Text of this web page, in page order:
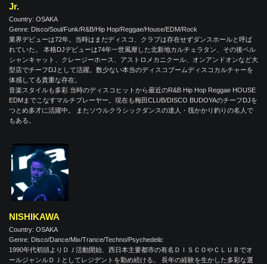
Jr.
Country: OSAKA
Genre: Disco/Soul/Funk/R&B/Hip Hop/Reggae/House/EDM/Rock
業界デビューは72年。当時はまだディスコ、クラブは存在せずダンスホールと呼ば
れていた。 本格DJデビューは74年一世風靡した北新地カルチェラタン、その後ペル
シャンキャット、クレージーホース、アストロメカニクール、オンアンドオンなど大
型店でチーフDJとして活躍。数少ない本当のディスコブームディスコカルチャーを
体感してる貴重な存在。
音楽スタイルも多彩 当時のディスコヒットから最近のR&B Hip Hop Reggae HOUSE
EDMまでこなすマルチプレーヤー。現在も梅田CLUB/DISCO BUDOYAのチーフDJを
つとめ多才に活躍中。 またソウルクラシックダンスの達人・筏かかり釣りの名人で
もある。
NISHIKAWA
Country: OSAKA
Genre: Disco/Dance/Mix/Trance/Techno/Psychedelic
1990年代初頭よりＤＪ活動開始、西日本主要都市の有名ＤＩＳＣＯやＣＬＵＢでオ
ールジャンルＤＪとしてレジデントを勤め続ける。 長年の経験を生かした多彩な選